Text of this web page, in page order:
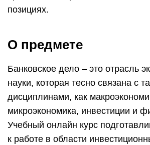
преподаватели обучают
привлечению и распределению
средств. Получив образование
уметь анализировать
считать проценты по вкладам,
решения по выдаче кредитов и
капитал банка.